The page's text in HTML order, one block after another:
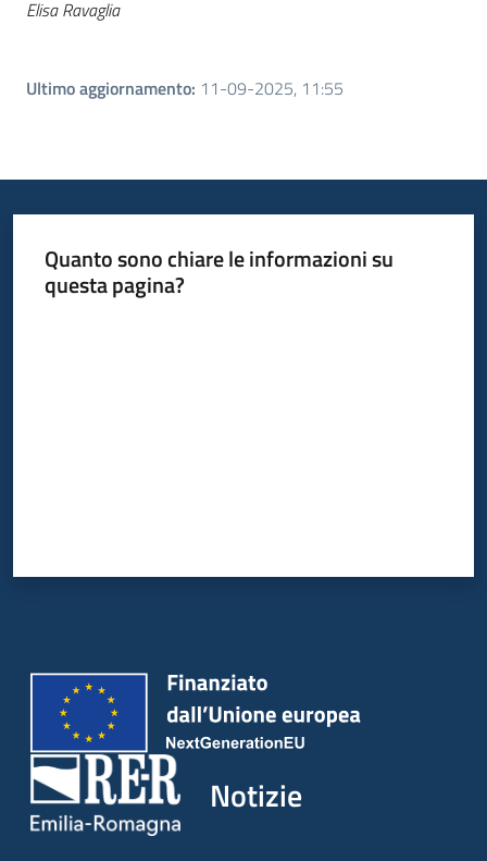
Elisa Ravaglia
Ultimo aggiornamento: 11-09-2025, 11:55
Quanto sono chiare le informazioni su
questa pagina?
Notizie